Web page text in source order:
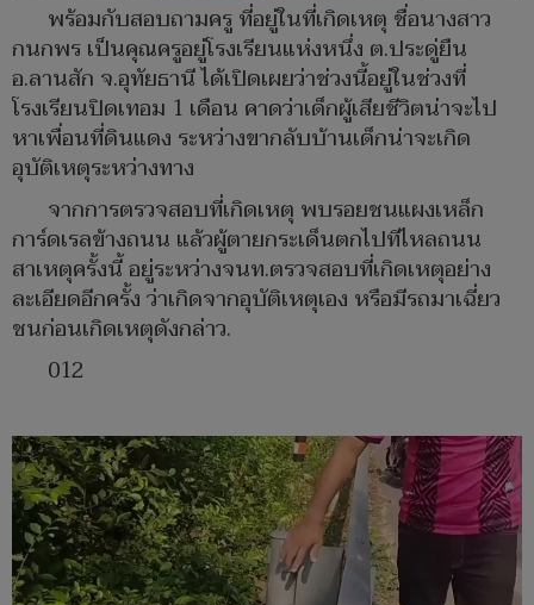
พร้อมกับสอบถามครู ที่อยู่ในที่เกิดเหตุ ชื่อนางสาว
กนกพร เป็นคุณครูอยู่โรงเรียนแห่งหนึ่ง ต.ประดู่ยืน
อ.ลานสัก จ.อุทัยธานี ได้เปิดเผยว่าช่วงนี้อยู่ในช่วงที่
โรงเรียนปิดเทอม 1 เดือน คาดว่าเด็กผู้เสียชีวิตน่าจะไป
หาเพื่อนที่ดินแดง ระหว่างขากลับบ้านเด็กน่าจะเกิด
อุบัติเหตุระหว่างทาง
จากการตรวจสอบที่เกิดเหตุ พบรอยชนแผงเหล็ก
การ์ดเรลข้างถนน แล้วผู้ตายกระเด็นตกไปทีไหลถนน
สาเหตุครั้งนี้ อยู่ระหว่างจนท.ตรวจสอบที่เกิดเหตุอย่าง
ละเอียดอีกครั้ง ว่าเกิดจากอุบัติเหตุเอง หรือมีรถมาเฉี่ยว
ชนก่อนเกิดเหตุดังกล่าว.
012